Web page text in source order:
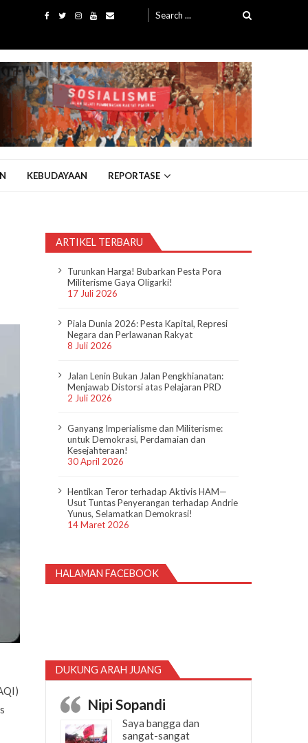
for:
KEBUDAYAAN REPORTASE
ARTIKEL TERBARU
Turunkan Harga! Bubarkan Pesta Pora
Militerisme Gaya Oligarki!
17 Juli 2026
Piala Dunia 2026: Pesta Kapital, Represi
Negara dan Perlawanan Rakyat
8 Juli 2026
Jalan Lenin Bukan Jalan Pengkhianatan:
Menjawab Distorsi atas Pelajaran PRD
2 Juli 2026
Ganyang Imperialisme dan Militerisme:
untuk Demokrasi, Perdamaian dan
Kesejahteraan!
30 April 2026
Hentikan Teror terhadap Aktivis HAM—
Usut Tuntas Penyerangan terhadap Andrie
Yunus, Selamatkan Demokrasi!
14 Maret 2026
HALAMAN FACEBOOK
DUKUNG ARAH JUANG
Nipi Sopandi
Saya bangga dan
sangat-sangat